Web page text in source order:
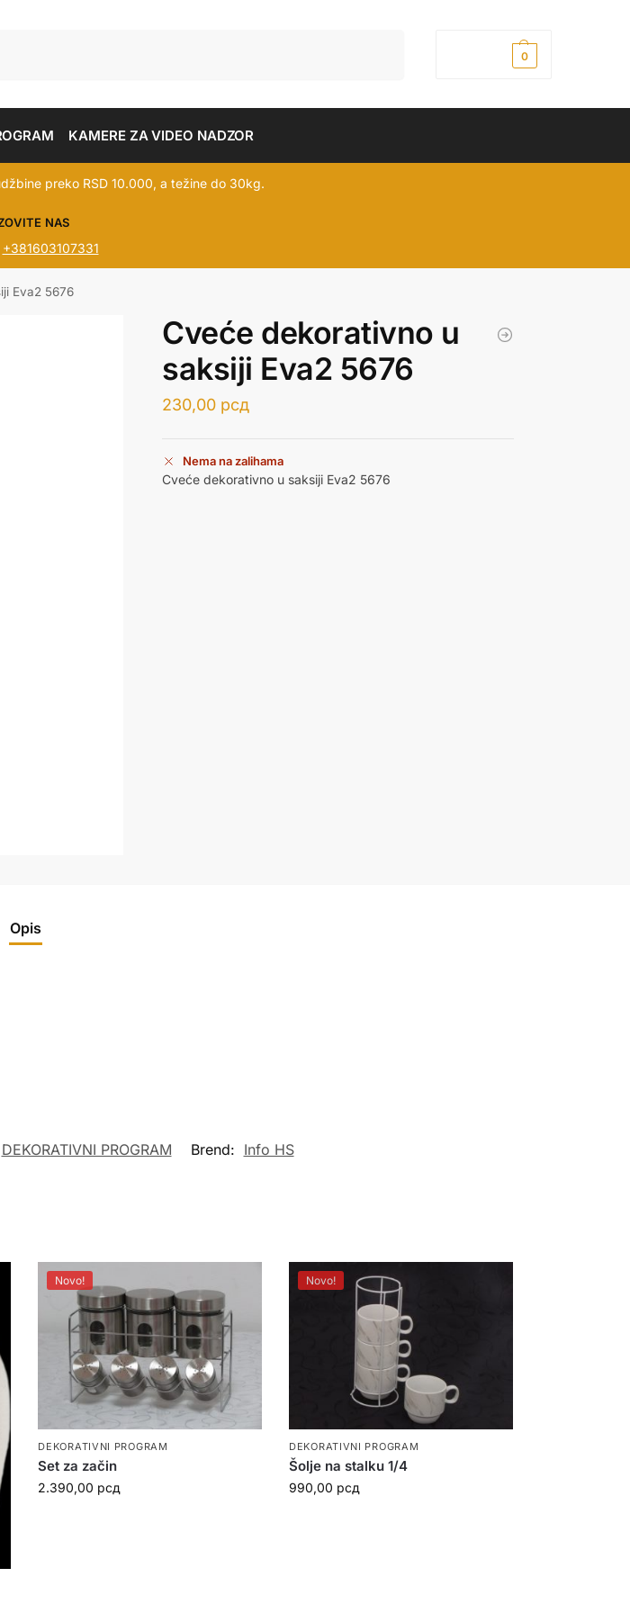
0
KAMERE ZA VIDEO NADZOR
preko RSD 10.000, a težine do 30kg.
NAS
+381603107331
Eva2 5676
Cveće dekorativno u
saksiji Eva2 5676
230,00 рсд
Nema na zalihama
Cveće dekorativno u saksiji Eva2 5676
Opis
DEKORATIVNI PROGRAM Brend: Info HS
Novo!
DEKORATIVNI PROGRAM
Set za začin
2.390,00 рсд
Novo!
DEKORATIVNI PROGRAM
Šolje na stalku 1/4
990,00 рсд